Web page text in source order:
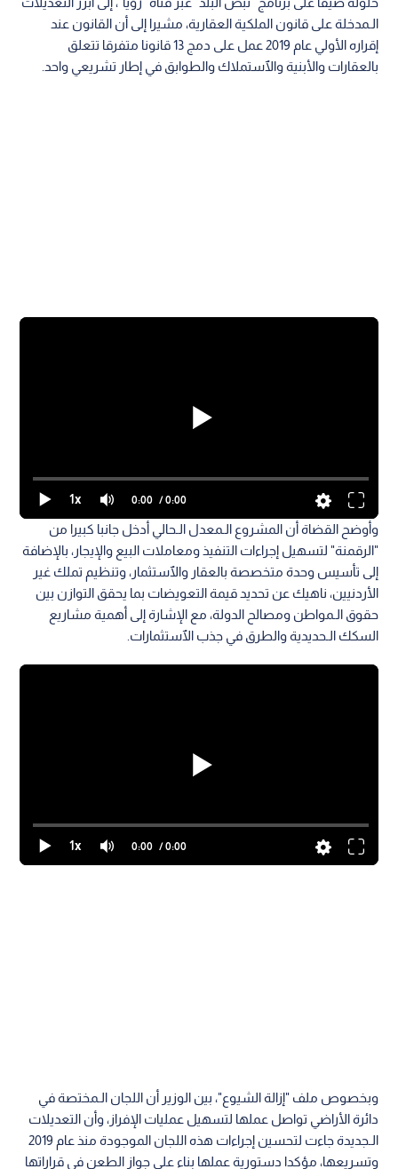
الـمدخلة على قانون الملكية العقارية، مشيرا إلى أن القانون عند
إقراره الأولي عام 2019 عمل على دمج 13 قانونا متفرقا تتعلق
بالعقارات والأبنية والٱستملاك والطوابق في إطار تشريعي واحد.
1x 0:00 / 0:00
وأوضح القضاة أن المشروع الـمعدل الـحالي أدخل جانبا كبيرا من
"الرقمنة" لتسهيل إجراءات التنفيذ ومعاملات البيع والإيجار، بالإضافة
إلى تأسيس وحدة متخصصة بالعقار والٱستثمار، وتنظيم تملك غير
الأردنيين، ناهيك عن تحديد قيمة التعويضات بما يحقق التوازن بين
حقوق الـمواطن ومصالح الدولة، مع الإشارة إلى أهمية مشاريع
السكك الـحديدية والطرق في جذب الٱستثمارات.
1x 0:00 / 0:00
وبخصوص ملف "إزالة الشيوع"، بين الوزير أن اللجان الـمختصة في
دائرة الأراضي تواصل عملها لتسهيل عمليات الإفراز، وأن التعديلات
الـجديدة جاءت لتحسين إجراءات هذه اللجان الموجودة منذ عام 2019
وتسريعها، مؤكدا دستورية عملها بناء على جواز الطعن في قراراتها